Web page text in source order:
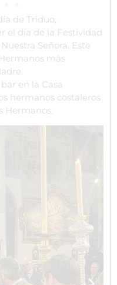
de Triduo,
el día de la Festividad
Señora. Este
más
en la Casa
hermanos costaleros
Hermanos.